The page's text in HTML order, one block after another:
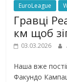
EuroLeague
Гравці
км щоб
03.03.2026
Наша вже
Факундо